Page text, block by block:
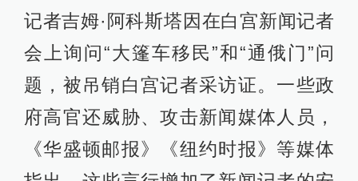
记者吉姆·阿科斯塔因在白宫新闻记者
会上询问“大篷车移民”和“通俄门”问
题，被吊销白宫记者采访证。一些政
府高官还威胁、攻击新闻媒体人员，
《华盛顿邮报》《纽约时报》等媒体